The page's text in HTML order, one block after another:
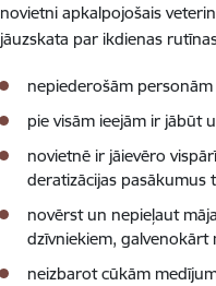
novietni apkalpojošais
jāuzskata par ikdienas
nepiederošām
pie visām ieejām ir jābūt
novietnē ir jāievēro
deratizācijas pasākumus
novērst un nepieļaut
dzīvniekiem, galvenokārt
neizbarot cūkām